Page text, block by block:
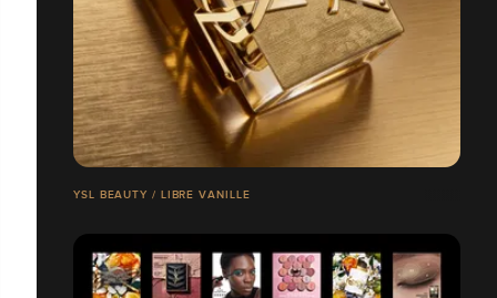
YSL BEAUTY / LIBRE VANILLE